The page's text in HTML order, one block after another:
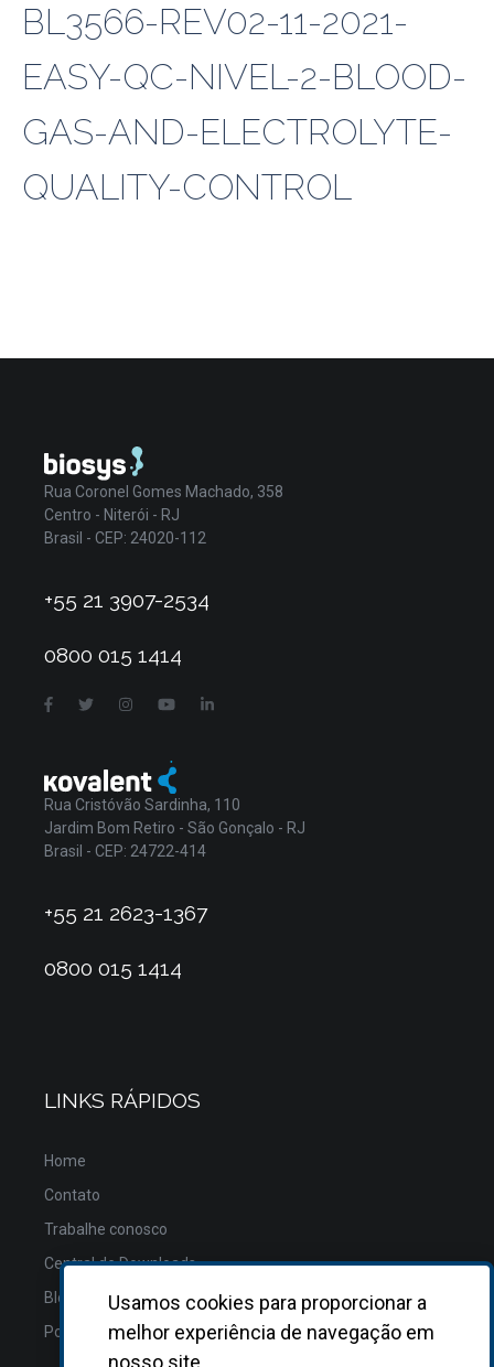
BL3566-REV02-11-2021-
EASY-QC-NIVEL-2-BLOOD-
GAS-AND-ELECTROLYTE-
QUALITY-CONTROL
Rua Coronel Gomes Machado, 358
Centro - Niterói - RJ
Brasil - CEP: 24020-112
+55 21 3907-2534
0800 015 1414
Rua Cristóvão Sardinha, 110
Jardim Bom Retiro - São Gonçalo - RJ
Brasil - CEP: 24722-414
+55 21 2623-1367
0800 015 1414
LINKS RÁPIDOS
Home
Contato
Trabalhe conosco
Central de Downloads
Blog
Política de Privacidade
Usamos cookies para proporcionar a
melhor experiência de navegação em
nosso site.